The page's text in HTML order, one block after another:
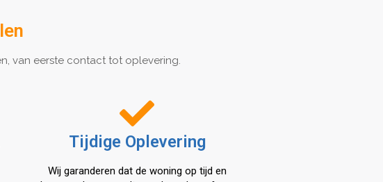
van eerste contact tot oplevering.
Tijdige Oplevering
Wij garanderen dat de woning op tijd en